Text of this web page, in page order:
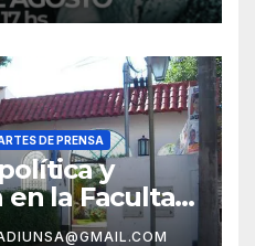
DE PRENSA
y
la Facultad